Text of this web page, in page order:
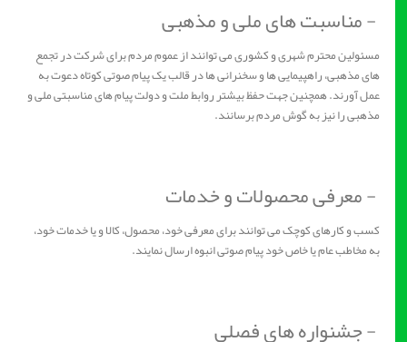
- مناسبت های ملی و مذهبی
مسئولین محترم شهری و کشوری می توانند از عموم مردم برای شرکت در تجمع
های مذهبی، راهپیمایی ها و سخنرانی ها در قالب یک پیام صوتی کوتاه دعوت به
عمل آورند. همچنین جهت حفظ بیشتر روابط ملت و دولت پیام های مناسبتی ملی و
مذهبی را نیز به گوش مردم برسانند.
- معرفی محصولات و خدمات
کسب و کارهای کوچک می توانند برای معرفی خود، محصول، کالا و یا خدمات خود،
به مخاطب عام یا خاص خود پیام صوتی انبوه ارسال نمایند.
- جشنواره های فصلی